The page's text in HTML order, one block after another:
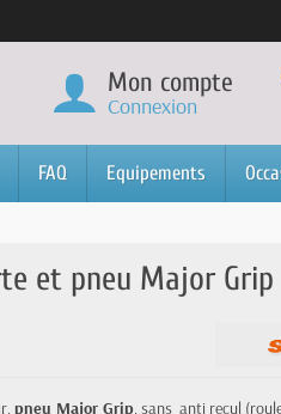
Mon compte
Connexion
FAQ Equipements
et pneu Major Grip
pneu Major Grip, sans anti recul